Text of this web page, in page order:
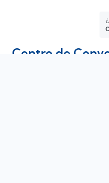
Centro de